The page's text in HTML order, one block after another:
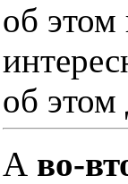
об
об
А во-